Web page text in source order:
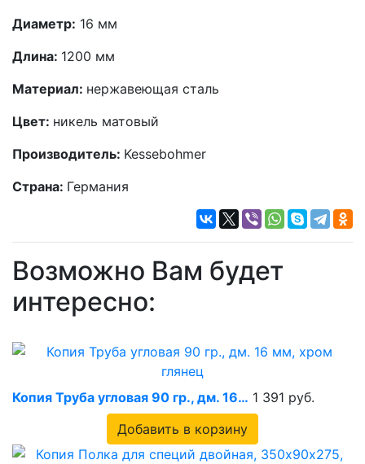
Диаметр: 16 мм
Длина: 1200 мм
Материал: нержавеющая сталь
Цвет: никель матовый
Производитель: Kessebohmer
Страна: Германия
Возможно Вам будет
интересно:
Копия Труба угловая 90 гр., дм. 16… 1 391 руб.
Добавить в корзину